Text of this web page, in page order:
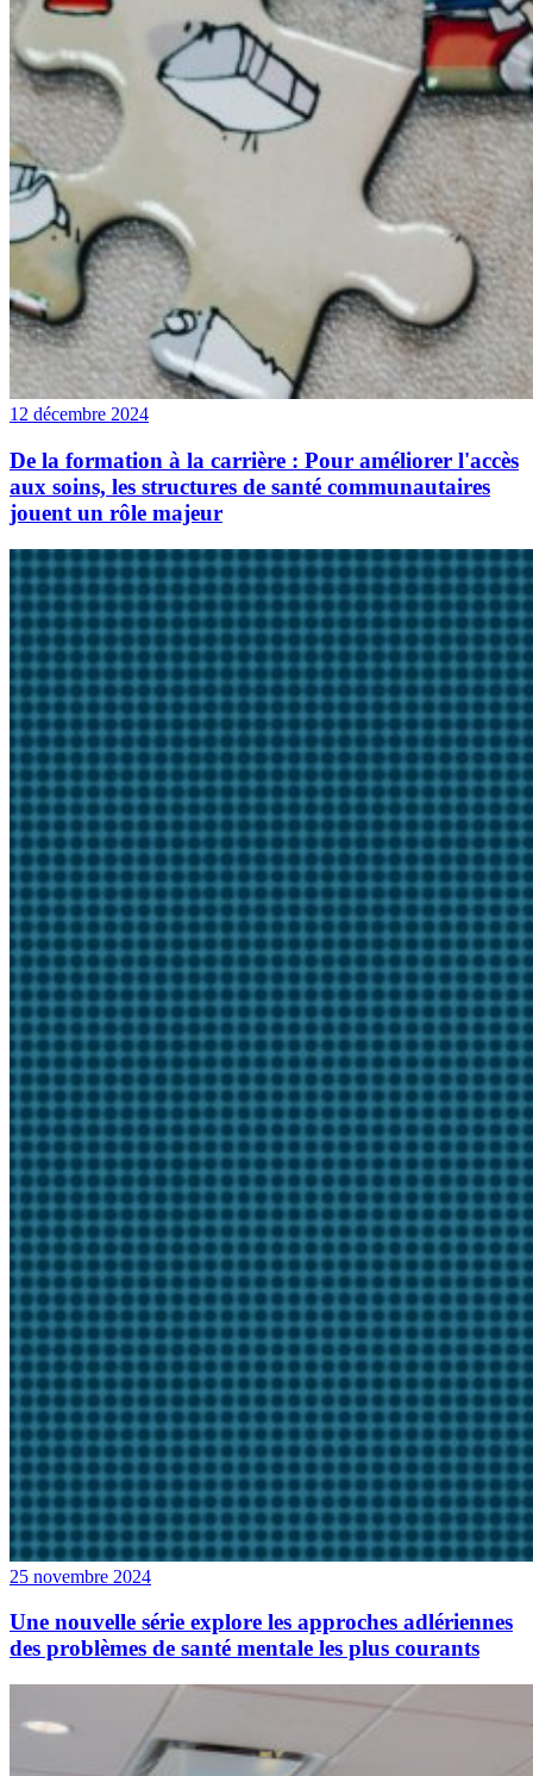
12 décembre 2024
De la formation à la carrière : Pour améliorer l'accès
aux soins, les structures de santé communautaires
jouent un rôle majeur
25 novembre 2024
Une nouvelle série explore les approches adlériennes
des problèmes de santé mentale les plus courants